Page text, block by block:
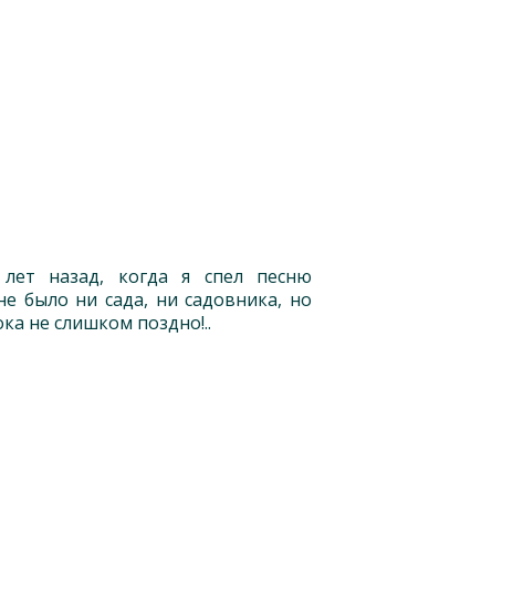
назад, когда я спел песню
было ни сада, ни садовника, но
не слишком поздно!..